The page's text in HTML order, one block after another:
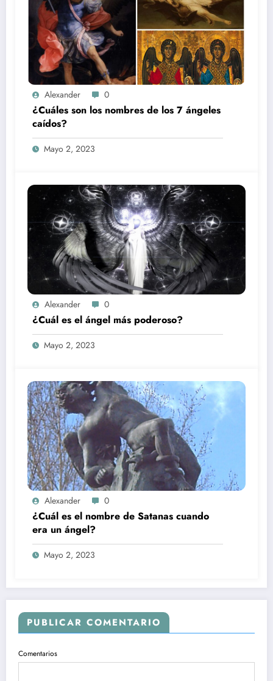
Alexander 0
¿Cuáles son los nombres de los 7 ángeles
caídos?
Mayo 2, 2023
Alexander 0
¿Cuál es el ángel más poderoso?
Mayo 2, 2023
Alexander 0
¿Cuál es el nombre de Satanas cuando
era un ángel?
Mayo 2, 2023
PUBLICAR COMENTARIO
Comentarios